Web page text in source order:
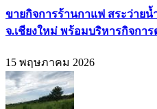
ขายกิจการร้านกาแฟ สระว่ายน้
จ.เชียงใหม่ พร้อมบริหารกิจการ
15 พฤษภาคม 2026